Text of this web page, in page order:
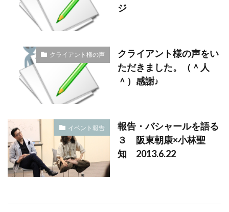
ジ
クライアント様の声
クライアント様の声をい
ただきました。（＾人
＾）感謝♪
イベント報告
報告・バシャールを語る
３ 阪東朝康×小林聖
知 2013.6.22